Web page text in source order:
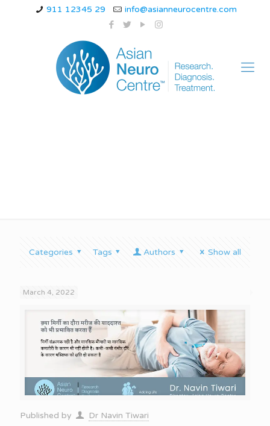
911 12345 29 info@asianneurocentre.com
Categories Tags Authors Show all
March 4, 2022
Published by Dr Navin Tiwari